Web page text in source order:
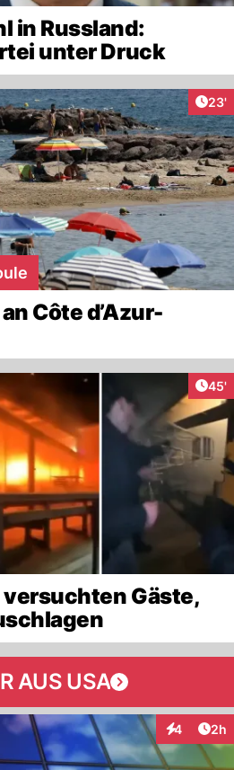
in Russland:
unter Druck
23'
Côte d’Azur-
45'
Gäste,
AUS USA
4 2h